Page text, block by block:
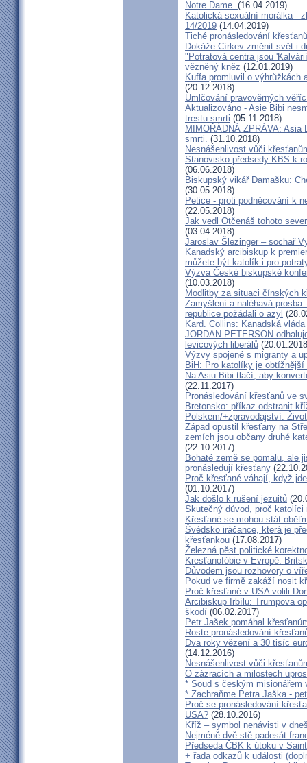
Notre Dame. (16.04.2019)
Katolická sexuální morálka -
14/2019 (14.04.2019)
Tiché pronásledování
Dokáže Církev změnit svět i
"Potratová centra jsou
vězněný kněz (12.01.2019)
Kuffa promluvil o výhrůžkách
(20.12.2018)
Umlčování pravověrných
Aktualizováno - Asie Bibi
trestu smrti (05.11.2018)
MIMOŘÁDNÁ ZPRÁVA:
smrti. (31.10.2018)
Nesnášenlivost vůči
Stanovisko předsedy KBS k
(06.06.2018)
Biskupský vikář Damašku:
(30.05.2018)
Petice - proti podněcování k
(22.05.2018)
Jak vedl Otčenáš tohoto
(03.04.2018)
Jaroslav Šlezinger – sochař
Kanadský arcibiskup k
můžete být katolík i pro
Výzva České biskupské
(10.03.2018)
Modlitby za situaci čínských
Zamyšlení a naléhavá
republice požádali o azyl
Kard. Collins: Kanadská
JORDAN PETERSON
levicových liberálů
Výzvy spojené s migranty a
BiH: Pro katolíky je
Na Asiu Bibi tlačí, aby
(22.11.2017)
Pronásledování křesťanů ve
Bretonsko: příkaz odstranit
Polskem/+zpravodajství:
Západ opustil křesťany na
zemích jsou občany druhé
(22.10.2017)
Bohaté země se pomalu, ale
pronásledují křesťany
Proč křesťané váhají, když
(01.10.2017)
Jak došlo k rušení jezuitů
Skutečný důvod, proč katolíci
Křesťané se mohou stát
Švédsko iráčance, která je
křesťankou (17.08.2017)
Železná pěst politické
Kresťanofóbie v Evropě:
Důvodem jsou rozhovory o
Pokud ve firmě zakáží nosit
Proč křesťané v USA volili
Arcibiskup Irbílu: Trumpova
škodí (06.02.2017)
Petr Jašek pomáhal
Roste pronásledování
Dva roky vězení a 30 tisíc
(14.12.2016)
Nesnášenlivost vůči
O zázracích a milostech
* Soud s českým misionářem
* Zachraňme Petra Jaška -
Proč se pronásledování
USA? (28.10.2016)
Kříž – symbol nenávisti v
Nejméně dvě stě padesát
Předseda ČBK k útoku v
+ řada odkazů k události